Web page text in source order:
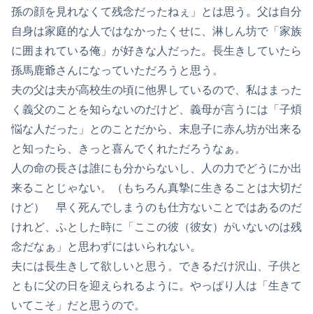
孫の顔を見れなくて残念だったねぇ」とは思う。父は自分
自身は家庭的な人ではなかったくせに、淋しん坊で「家族
に囲まれている俺」が好きな人だった。長生きしていたら
孫馬鹿爺さんになっていただろうと思う。
夫の父は夫が高校生の頃に他界しているので、私はまった
く義父のことを知らないのだけど、義母が言うには「子煩
悩な人だった」とのことだから、末息子に赤ん坊が出来る
と知ったら、きっと喜んでくれただろうなぁ。
人の命の長さは誰にも分からないし、人の力でどうにか出
来ることじゃない。（もちろん真摯に生きることは大切だ
けど） 早く死んでしまうのも仕方ないことではあるのだ
けれど、ふとした時に「ここの彼（彼女）がいないのは残
念だなぁ」と思わずにはいられない。
夫には長生きして欲しいと思う。できるだけ沢山、子供と
ともに父の日を迎えられるように。やっぱり人は「生きて
いてこそ」だと思うので。